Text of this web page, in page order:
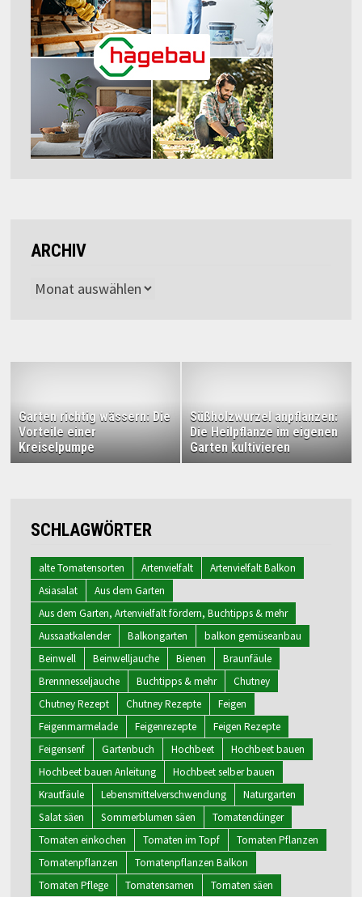
ARCHIV
Archiv
Garten richtig wässern: Die
Vorteile einer
Kreiselpumpe
Süßholzwurzel anpflanzen:
Die Heilpflanze im eigenen
Garten kultivieren
SCHLAGWÖRTER
alte Tomatensorten Artenvielfalt
Artenvielfalt Balkon
Asiasalat
Aus dem Garten
Aus dem Garten, Artenvielfalt fördern, Buchtipps & mehr
Aussaatkalender
Balkongarten
balkon gemüseanbau
Beinwell
Beinwelljauche Bienen
Braunfäule
Brennnesseljauche
Buchtipps & mehr
Chutney
Chutney Rezept
Chutney Rezepte
Feigen
Feigenmarmelade
Feigenrezepte
Feigen Rezepte
Feigensenf
Gartenbuch Hochbeet
Hochbeet bauen
Hochbeet bauen Anleitung
Hochbeet selber bauen
Krautfäule
Lebensmittelverschwendung
Naturgarten
Salat säen
Sommerblumen säen
Tomatendünger
Tomaten einkochen
Tomaten im Topf
Tomaten Pflanzen
Tomatenpflanzen
Tomatenpflanzen Balkon
Tomaten Pflege
Tomatensamen Tomaten säen